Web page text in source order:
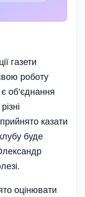
газети
роботу
об’єднання
казати
буде
оцінювати